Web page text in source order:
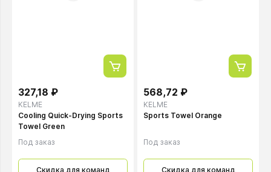
KELME
327,18 ₽
Cooling Quick-Drying Sports
Towel Green
Под заказ
Скидка для команд
KELME
568,72 ₽
Sports Towel Orange
Под заказ
Скидка для команд